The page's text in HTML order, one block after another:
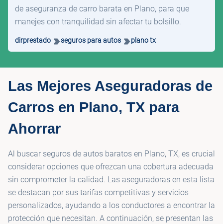
de aseguranza de carro barata en Plano, para que
manejes con tranquilidad sin afectar tu bolsillo.
dirprestado seguros para autos plano tx
Las Mejores Aseguradoras de
Carros en Plano, TX para
Ahorrar
Al buscar seguros de autos baratos en Plano, TX, es crucial
considerar opciones que ofrezcan una cobertura adecuada
sin comprometer la calidad. Las aseguradoras en esta lista
se destacan por sus tarifas competitivas y servicios
personalizados, ayudando a los conductores a encontrar la
protección que necesitan. A continuación, se presentan las